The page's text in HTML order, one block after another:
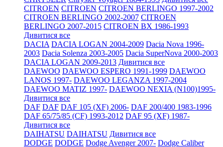
CITROEN CITROEN CITROEN BERLINGO 1997-2002
CITROEN BERLINGO 2002-2007 CITROEN
BERLINGO 2007-2015 CITROEN BX 1986-1993
Дивитися все
DACIA DACIA LOGAN 2004-2009 Dacia Nova 1996-
2003 Dacia Solenza 2003-2005 Dacia SuperNova 2000-2003
DACIA LOGAN 2009-2013 Дивитися все
DAEWOO DAEWOO ESPERO 1991-1999 DAEWOO
LANOS 1997- DAEWOO LEGANZA 1997-2004
DAEWOO MATIZ 1997- DAEWOO NEXIA (N100)1995-
Дивитися все
DAF DAF DAF 105 (XF) 2006- DAF 200/400 1983-1996
DAF 65/75/85 (CF) 1993-2012 DAF 95 (XF) 1987-
Дивитися все
DAIHATSU DAIHATSU Дивитися все
DODGE DODGE Dodge Avenger 2007- Dodge Caliber